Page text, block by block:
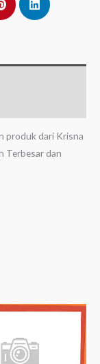
produk dari Krisna
Terbesar dan